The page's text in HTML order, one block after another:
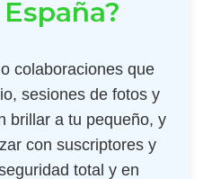
colaboraciones que
sesiones de fotos y
brillar a tu pequeño, y
con suscriptores y
total y en